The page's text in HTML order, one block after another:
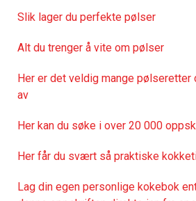
Slik lager du perfekte pølser
Alt du trenger å vite om pølser
Her er det veldig mange pølseretter
av
Her kan du søke i over 20 000
Her får du svært så praktiske
Lag din egen personlige kokebok